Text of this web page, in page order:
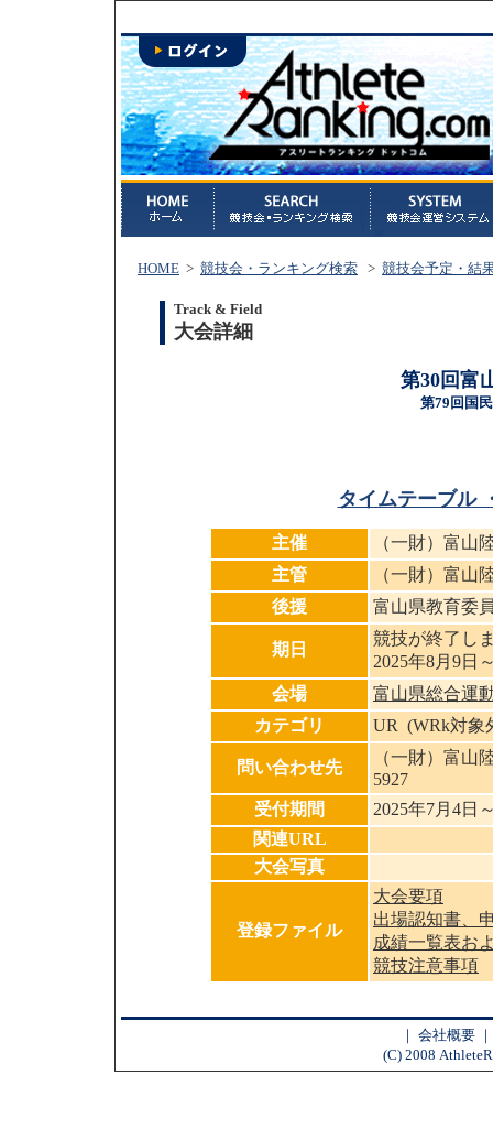
HOME > 競技会・ランキング検索 > 競技会予定・結
Track & Field
大会詳細
第30回富
第79回国
タイムテーブル
主催
（一財）富山
主管
（一財）富山
後援
富山県教育委
期日
競技が終了し
2025年8月9日
会場
富山県総合運
カテゴリ
UR (WRk対象
問い合わせ先
（一財）富山
5927
受付期間
2025年7月4日
関連URL
大会写真
登録ファイル
大会要項
出場認知書、
成績一覧表お
競技注意事項
｜ 会社概要
(C) 2008